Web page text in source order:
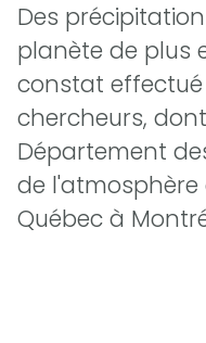
Des
planète de plus
constat
chercheurs,
Département
de l'atmosphère
Québec à